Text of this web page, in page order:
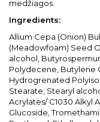
medžiagos.
Ingredients:
Allium Cepa (Onion)
(Meadowfoam) Seed
alcohol,
Polydecene, Butylene
Hydrogrenated
Stearate, Stearyl
Acrylates/ C1030 Alkyl
Glucoside,